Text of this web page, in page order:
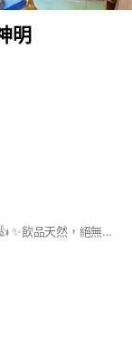
明
小仁泉豆漿🥛是健康養生之首選之品牌👍 ✨️飲品天然，絕無添加防腐劑😎 進入此社團絕對給與各位VIP❤️ ［不定時推出超值優惠活動和驚喜價］🥳 #豆漿 #養生 #小仁泉 #健康